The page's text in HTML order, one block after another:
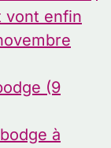
vont enfin
(9
à